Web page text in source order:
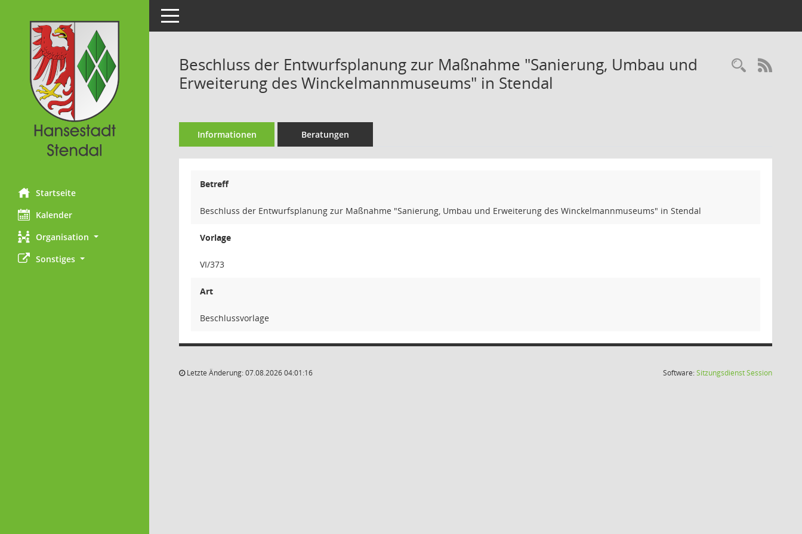
Startseite
Kalender
Organisation
Sonstiges
Toggle navigation
Beschluss der Entwurfsplanung zur Maßnahme "Sanierung, Umbau und
Erweiterung des Winckelmannmuseums" in Stendal
Informationen Beratungen
Betreff
Beschluss der Entwurfsplanung zur Maßnahme "Sanierung, Umbau und Erweiterung des Winckelmannmuseums" in Stendal
Vorlage
VI/373
Art
Beschlussvorlage
Letzte Änderung: 07.08.2026 04:01:16 Software:SitzungsdienstSession(Wird in